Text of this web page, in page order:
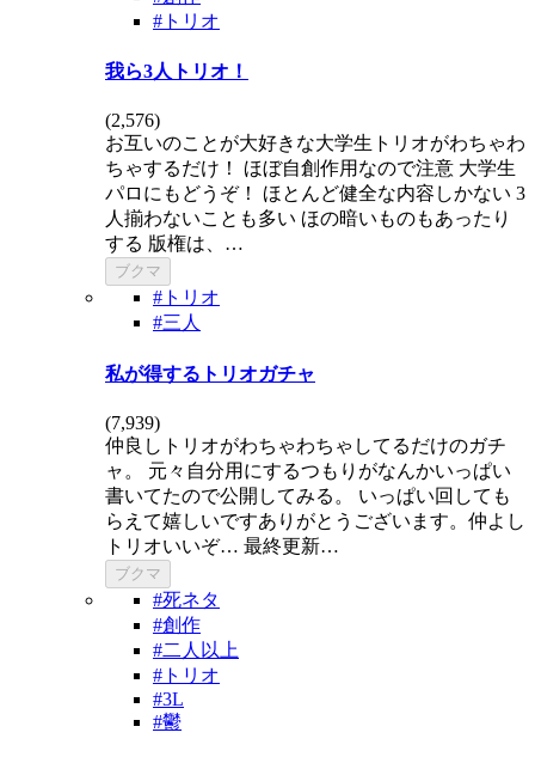
#トリオ
我ら3人トリオ！
(2,576)
お互いのことが大好きな大学生トリオがわちゃわ
ちゃするだけ！ ほぼ自創作用なので注意 大学生
パロにもどうぞ！ ほとんど健全な内容しかない 3
人揃わないことも多い ほの暗いものもあったり
する 版権は、…
ブクマ
#トリオ
#三人
私が得するトリオガチャ
(7,939)
仲良しトリオがわちゃわちゃしてるだけのガチ
ャ。 元々自分用にするつもりがなんかいっぱい
書いてたので公開してみる。 いっぱい回しても
らえて嬉しいですありがとうございます。仲よし
トリオいいぞ… 最終更新…
ブクマ
#死ネタ
#創作
#二人以上
#トリオ
#3L
#鬱